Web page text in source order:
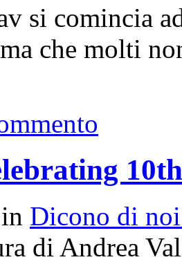
si comincia
che molti
Dicono di noi
di Andrea